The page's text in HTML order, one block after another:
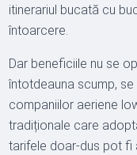
itinerariul bucată cu
întoarcere.
Dar beneficiile nu se
întotdeauna scump,
companiilor aeriene
tradiționale care
tarifele doar-dus pot fi